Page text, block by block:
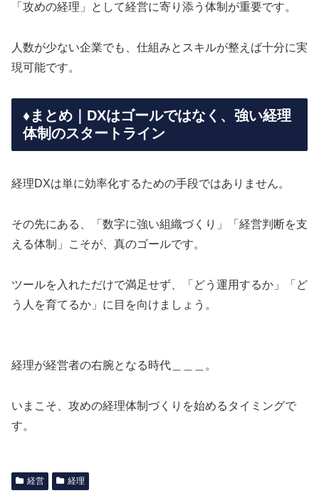
「攻めの経理」として経営に寄り添う体制が重要です。
人数が少ない企業でも、仕組みとスキルが整えば十分に実
現可能です。
♦️まとめ｜DXはゴールではなく、強い経理
体制のスタートライン
経理DXは単に効率化するための手段ではありません。
その先にある、「数字に強い組織づくり」「経営判断を支
える体制」こそが、真のゴールです。
ツールを入れただけで満足せず、「どう運用するか」「ど
う人を育てるか」に目を向けましょう。
経理が経営者の右腕となる時代＿＿＿。
いまこそ、攻めの経理体制づくりを始めるタイミングで
す。
経営 経理